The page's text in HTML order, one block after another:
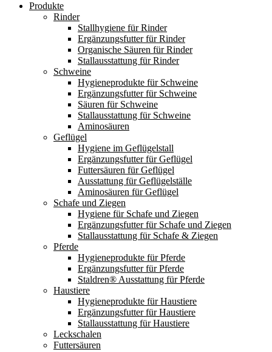
Produkte
Rinder
Stallhygiene für Rinder
Ergänzungsfutter für Rinder
Organische Säuren für Rinder
Stallausstattung für Rinder
Schweine
Hygieneprodukte für Schweine
Ergänzungsfutter für Schweine
Säuren für Schweine
Stallausstattung für Schweine
Aminosäuren
Geflügel
Hygiene im Geflügelstall
Ergänzungsfutter für Geflügel
Futtersäuren für Geflügel
Ausstattung für Geflügelställe
Aminosäuren für Geflügel
Schafe und Ziegen
Hygiene für Schafe und Ziegen
Ergänzungsfutter für Schafe und Ziegen
Stallausstattung für Schafe & Ziegen
Pferde
Hygieneprodukte für Pferde
Ergänzungsfutter für Pferde
Staldren® Ausstattung für Pferde
Haustiere
Hygieneprodukte für Haustiere
Ergänzungsfutter für Haustiere
Stallausstattung für Haustiere
Leckschalen
Futtersäuren